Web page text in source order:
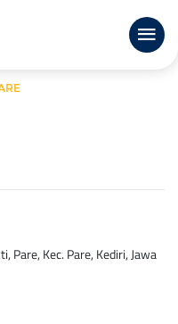
Pare, Kec. Pare, Kediri, Jawa